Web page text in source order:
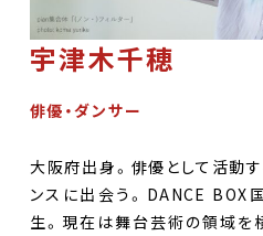
宇津木千穂
俳優・ダンサー
大阪府出身。俳優として活動
ンスに出会う。DANCE BOX
生。現在は舞台芸術の領域を